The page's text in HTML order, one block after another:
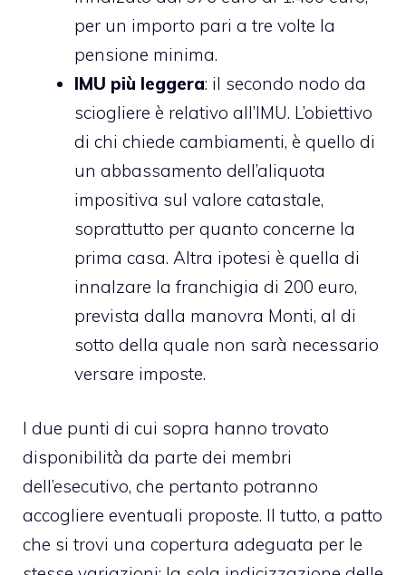
per un importo pari a tre volte la
pensione minima.
IMU più leggera: il secondo nodo da
sciogliere è relativo all’IMU. L’obiettivo
di chi chiede cambiamenti, è quello di
un abbassamento dell’aliquota
impositiva sul valore catastale,
soprattutto per quanto concerne la
prima casa. Altra ipotesi è quella di
innalzare la franchigia di 200 euro,
prevista dalla manovra Monti, al di
sotto della quale non sarà necessario
versare imposte.
I due punti di cui sopra hanno trovato
disponibilità da parte dei membri
dell’esecutivo, che pertanto potranno
accogliere eventuali proposte. Il tutto, a patto
che si trovi una copertura adeguata per le